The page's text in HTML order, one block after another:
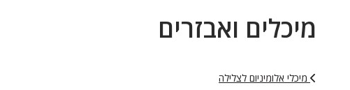
מיכלים ואבזרים
מיכלי אלומיניום לצלילה